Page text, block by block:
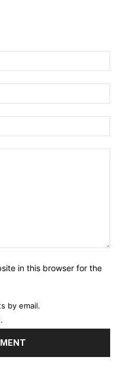
in this browser for the
by email.